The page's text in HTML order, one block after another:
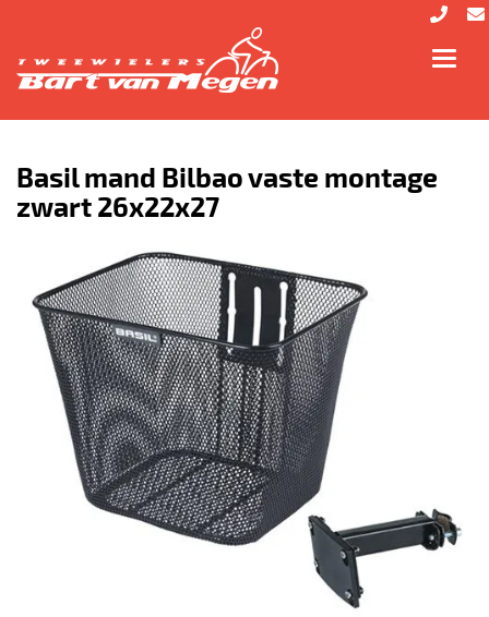
Basil mand Bilbao vaste montage
zwart 26x22x27